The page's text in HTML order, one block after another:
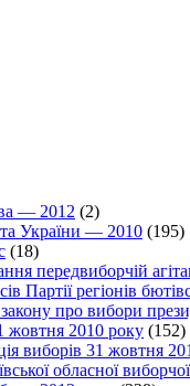
— 2012 (2)
України — 2010 (195)
(18)
передвиборчій
Партії регіонів
про вибори
жовтня 2010 року (152)
виборів 31 жовтня
обласної виборчої